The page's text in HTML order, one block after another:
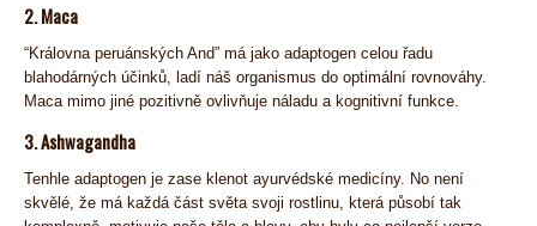
2. Maca
“Královna peruánských And” má jako adaptogen celou řadu
blahodárných účinků, ladí náš organismus do optimální rovnováhy.
Maca mimo jiné pozitivně ovlivňuje náladu a kognitivní funkce.
3. Ashwagandha
Tenhle adaptogen je zase klenot ayurvédské medicíny. No není
skvělé, že má každá část světa svoji rostlinu, která působí tak